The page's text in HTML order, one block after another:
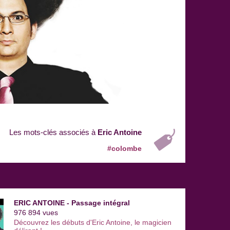
Les mots-clés associés à Eric Antoine
#colombe
ERIC ANTOINE - Passage intégral
976 894 vues
Découvrez les débuts d'Eric Antoine, le magicien